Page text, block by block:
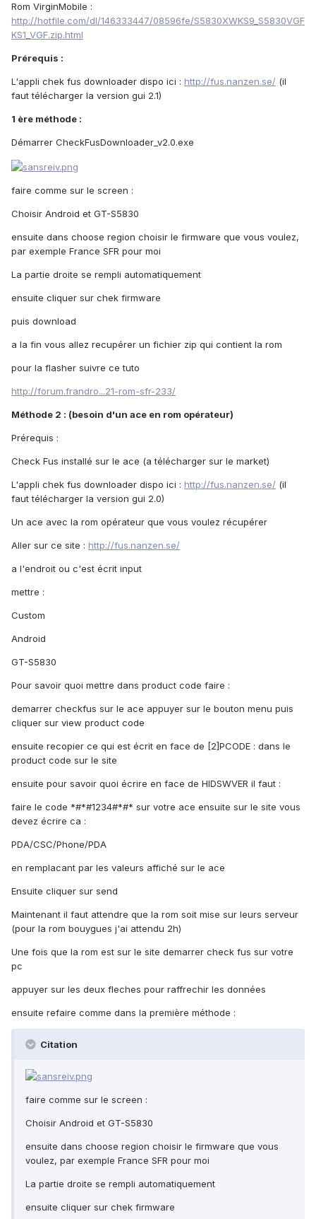
Rom VirginMobile :
http://hotfile.com/dl/146333447/08596fe/S5830XWKS9_S5830VGF
KS1_VGF.zip.html
Prérequis :
L'appli chek fus downloader dispo ici : http://fus.nanzen.se/ (il
faut télécharger la version gui 2.1)
1 ère méthode :
Démarrer CheckFusDownloader_v2.0.exe
faire comme sur le screen :
Choisir Android et GT-S5830
ensuite dans choose region choisir le firmware que vous voulez,
par exemple France SFR pour moi
La partie droite se rempli automatiquement
ensuite cliquer sur chek firmware
puis download
a la fin vous allez recupérer un fichier zip qui contient la rom
pour la flasher suivre ce tuto
http://forum.frandro...21-rom-sfr-233/
Méthode 2 : (besoin d'un ace en rom opérateur)
Prérequis :
Check Fus installé sur le ace (a télécharger sur le market)
L'appli chek fus downloader dispo ici : http://fus.nanzen.se/ (il
faut télécharger la version gui 2.0)
Un ace avec la rom opérateur que vous voulez récupérer
Aller sur ce site : http://fus.nanzen.se/
a l'endroit ou c'est écrit input
mettre :
Custom
Android
GT-S5830
Pour savoir quoi mettre dans product code faire :
demarrer checkfus sur le ace appuyer sur le bouton menu puis
cliquer sur view product code
ensuite recopier ce qui est écrit en face de [2]PCODE : dans le
product code sur le site
ensuite pour savoir quoi écrire en face de HIDSWVER il faut :
faire le code *#*#1234#*#* sur votre ace ensuite sur le site vous
devez écrire ca :
PDA/CSC/Phone/PDA
en remplacant par les valeurs affiché sur le ace
Ensuite cliquer sur send
Maintenant il faut attendre que la rom soit mise sur leurs serveur
(pour la rom bouygues j'ai attendu 2h)
Une fois que la rom est sur le site demarrer check fus sur votre
pc
appuyer sur les deux fleches pour raffrechir les données
ensuite refaire comme dans la première méthode :
Citation
faire comme sur le screen :
Choisir Android et GT-S5830
ensuite dans choose region choisir le firmware que vous
voulez, par exemple France SFR pour moi
La partie droite se rempli automatiquement
ensuite cliquer sur chek firmware